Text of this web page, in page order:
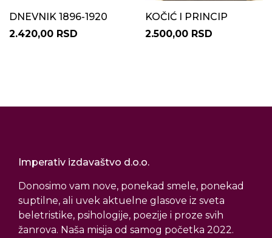
DNEVNIK 1896-1920
2.420,00 RSD
KOČIĆ I PRINCIP
2.500,00 RSD
Imperativ izdavaštvo d.o.o.
Donosimo vam nove, ponekad smele, ponekad
suptilne, ali uvek aktuelne glasove iz sveta
beletristike, psihologije, poezije i proze svih
žanrova. Naša misija od samog početka 2022.